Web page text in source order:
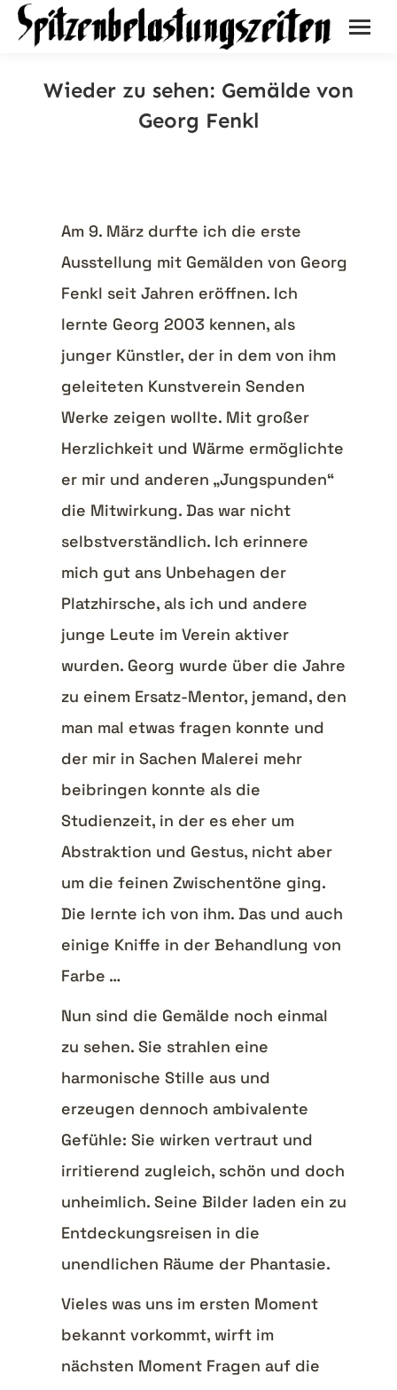
Wieder zu sehen: Gemälde von
Georg Fenkl
Am 9. März durfte ich die erste
Ausstellung mit Gemälden von Georg
Fenkl seit Jahren eröffnen. Ich
lernte Georg 2003 kennen, als
junger Künstler, der in dem von ihm
geleiteten Kunstverein Senden
Werke zeigen wollte. Mit großer
Herzlichkeit und Wärme ermöglichte
er mir und anderen „Jungspunden“
die Mitwirkung. Das war nicht
selbstverständlich. Ich erinnere
mich gut ans Unbehagen der
Platzhirsche, als ich und andere
junge Leute im Verein aktiver
wurden. Georg wurde über die Jahre
zu einem Ersatz-Mentor, jemand, den
man mal etwas fragen konnte und
der mir in Sachen Malerei mehr
beibringen konnte als die
Studienzeit, in der es eher um
Abstraktion und Gestus, nicht aber
um die feinen Zwischentöne ging.
Die lernte ich von ihm. Das und auch
einige Kniffe in der Behandlung von
Farbe …
Nun sind die Gemälde noch einmal
zu sehen. Sie strahlen eine
harmonische Stille aus und
erzeugen dennoch ambivalente
Gefühle: Sie wirken vertraut und
irritierend zugleich, schön und doch
unheimlich. Seine Bilder laden ein zu
Entdeckungsreisen in die
unendlichen Räume der Phantasie.
Vieles was uns im ersten Moment
bekannt vorkommt, wirft im
nächsten Moment Fragen auf die